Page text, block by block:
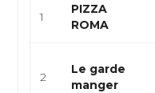
1
PIZZA
ROMA
2
Le garde
manger